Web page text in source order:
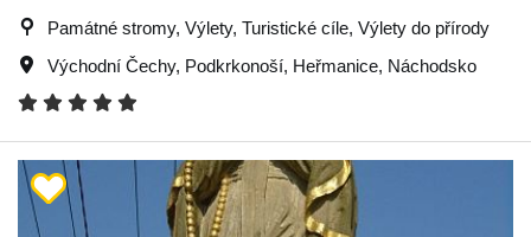
Památné stromy, Výlety, Turistické cíle, Výlety do přírody
Východní Čechy, Podkrkonoší, Heřmanice, Náchodsko